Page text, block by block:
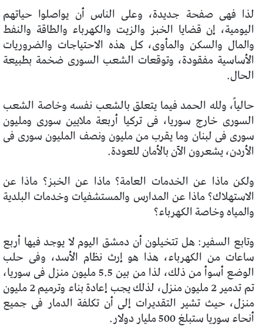
لذا فهى صفحة جديدة، وعلى الناس أن يواصلوا حياتهم
اليومية، إن قضايا الخبز والزيت والكهرباء والطاقة والنفط
والمال والسكن والمأوى، كل هذه الاحتياجات والضروريات
الأساسية مفقودة، وتوقعات الشعب السورى ضخمة بطبيعة
الحال.
حالياً، ولله الحمد فيما يتعلق بالشعب نفسه وخاصة الشعب
السورى خارج سوريا، فى تركيا أربعة ملايين سورى ومليون
سورى فى لبنان وما يقرب من مليون ونصف المليون سورى فى
الأردن، يشعرون الآن بالأمان للعودة.
ولكن ماذا عن الخدمات العامة؟ ماذا عن الخبز؟ ماذا عن
الاستهلاك؟ ماذا عن المدارس والمستشفيات وخدمات البلدية
والمياه وخاصة الكهرباء؟
وتابع السفير: هل تتخيلون أن دمشق اليوم لا يوجد فيها أربع
ساعات من الكهرباء، هذا هو إرث نظام الأسد، وفى حلب
الوضع أسوأ من ذلك، لذا من بين 5.5 مليون منزل فى سوريا،
تم تدمير 2 مليون منزل، لذلك يجب إعادة بناء وترميم 2 مليون
منزل، حيث تشير التقديرات إلى أن تكلفة الدمار فى جميع
أنحاء سوريا ستبلغ 500 مليار دولار.